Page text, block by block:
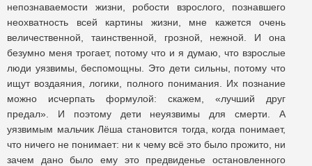
непознаваемости жизни, робости взрослого, познавшего
неохватность всей картины жизни, мне кажется очень
величественной, таинственной, грозной, нежной. И она
безумно меня трогает, потому что и я думаю, что взрослые
люди уязвимы, беспомощны. Это дети сильны, потому что
ищут воздаяния, логики, полного понимания. Их познание
можно исчерпать формулой: скажем, «лучший друг
предал». И поэтому дети неуязвимы для смерти. А
уязвимым мальчик Лёша становится тогда, когда понимает,
что ничего не понимает: ни к чему всё это было прожито, ни
зачем дано было ему это предвиденье остановленного